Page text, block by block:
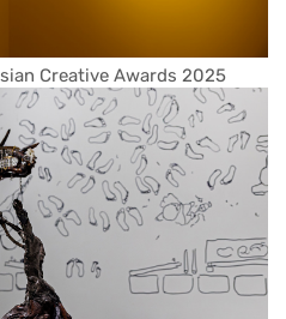
Creative Awards 2025